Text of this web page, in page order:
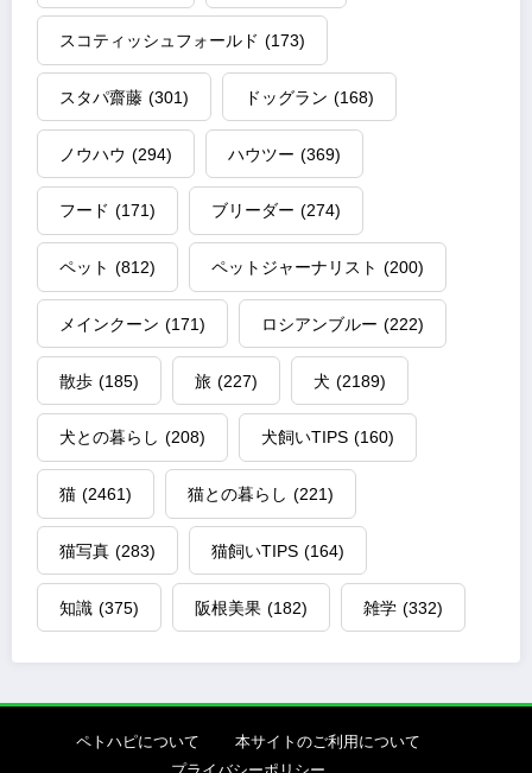
スコティッシュフォールド (173)
スタパ齋藤 (301) ドッグラン (168)
ノウハウ (294) ハウツー (369)
フード (171) ブリーダー (274)
ペット (812) ペットジャーナリスト (200)
メインクーン (171) ロシアンブルー (222)
散歩 (185) 旅 (227) 犬 (2189)
犬との暮らし (208) 犬飼いTIPS (160)
猫 (2461) 猫との暮らし (221)
猫写真 (283) 猫飼いTIPS (164)
知識 (375) 阪根美果 (182) 雑学 (332)
ペトハピについて
本サイトのご利用について